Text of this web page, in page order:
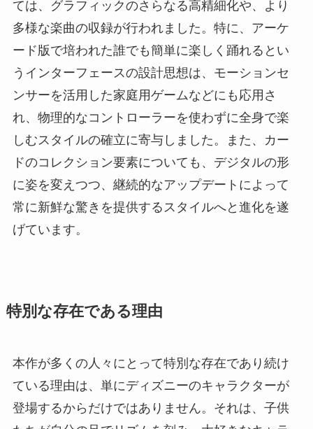
ては、グラフィックのさらなる高精細化や、より
多様な楽曲の収録が行われました。特に、アーケ
ード版で培われた誰でも簡単に楽しく踊れるとい
うインターフェースの設計思想は、モーションセ
ンサーを活用した家庭用ゲームなどにも応用さ
れ、物理的なコントローラーを使わずに全身で楽
しむスタイルの確立に寄与しました。また、カー
ドのコレクション要素についても、デジタルの形
に姿を変えつつ、継続的なアップデートによって
常に新鮮な驚きを提供するスタイルへと進化を遂
げています。
特別な存在である理由
本作が多くの人々にとって特別な存在であり続け
ている理由は、単にディズニーのキャラクターが
登場するからだけではありません。それは、子供